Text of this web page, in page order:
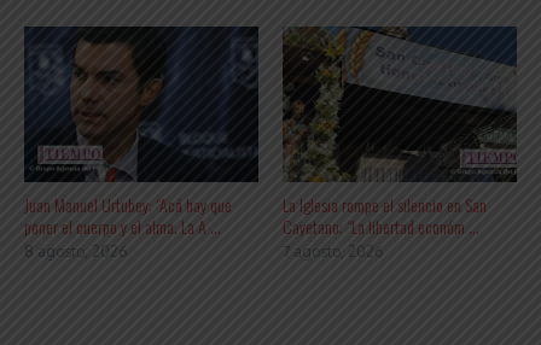
Juan Manuel Urtubey: “Acá hay que
poner el cuerpo y el alma. La A ...
8 agosto, 2026
La Iglesia rompe el silencio en San
Cayetano: “La libertad económ ...
7 agosto, 2026